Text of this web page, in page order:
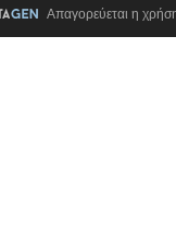
Απαγορεύεται η